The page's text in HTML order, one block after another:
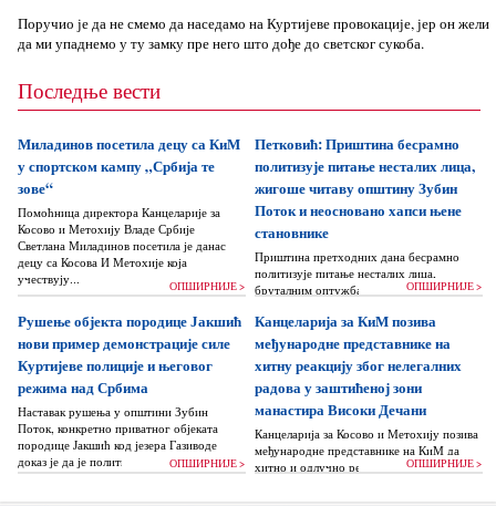
Поручио је да не смемо да наседамо на Куртијеве провокације, јер он жели
да ми упаднемо у ту замку пре него што дође до светског сукоба.
Последње вести
Миладинов посетила децу са КиМ
у спортском кампу „Србија те
зове“
Помоћница директора Канцеларије за
Косово и Метохију Владе Србије
Светлана Миладинов посетила је данас
децу са Косова И Метохије која
учествују...
ОПШИРНИЈЕ >
Петковић: Приштина бесрамно
политизује питање несталих лица,
жигоше читаву општину Зубин
Поток и неосновано хапси њене
становнике
Приштина претходних дана бесрамно
политизује питање несталих лица,
бруталним оптужбама на рачун Београда
жигоше...
ОПШИРНИЈЕ >
Рушење објекта породице Јакшић
нови пример демонстрације силе
Куртијеве полиције и његовог
режима над Србима
Наставак рушења у општини Зубин
Поток, конкретно приватног објеката
породице Јакшић код језера Газиводе
доказ је да је политика Аљбина Куртија...
ОПШИРНИЈЕ >
Канцеларија за КиМ позива
међународне представнике на
хитну реакцију због нелегалних
радова у заштићеној зони
манастира Високи Дечани
Канцеларија за Косово и Метохију позива
међународне представнике на КиМ да
хитно и одлучно реагују и да без
нелегалних грађевинских...
ОПШИРНИЈЕ >